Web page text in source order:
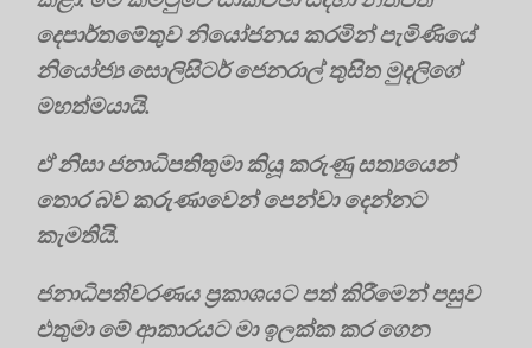
දෙපාර්තමේතුව නියෝජනය කරමින් පැමිණියේ
නියෝජ්‍ය සොලිසිටර් ජෙනරාල් තුසිත මුදලිගේ
මහත්මයායි.
ඒ නිසා ජනාධිපතිතුමා කියූ කරුණු සත්‍යයෙන්
තොර බව කරුණාවෙන් පෙන්වා දෙන්නට
කැමතියි.
ජනාධිපතිවරණය ප්‍රකාශයට පත් කිරීමෙන් පසුව
එතුමා මේ ආකාරයට මා ඉලක්ක කර ගෙන